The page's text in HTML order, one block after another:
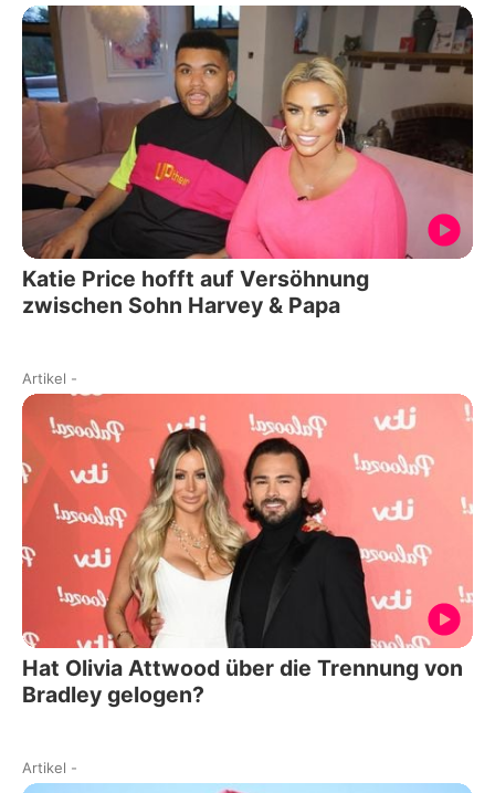
Katie Price hofft auf Versöhnung
zwischen Sohn Harvey & Papa
Artikel -
Hat Olivia Attwood über die Trennung von
Bradley gelogen?
Artikel -